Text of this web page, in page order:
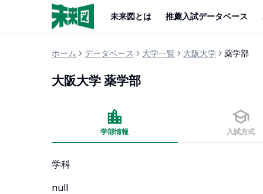
未来図とは 推薦入試データベース
ホーム データベース 大学一覧 大阪大学 薬学部
大阪大学 薬学部
学部情報 入試方式
学科
null